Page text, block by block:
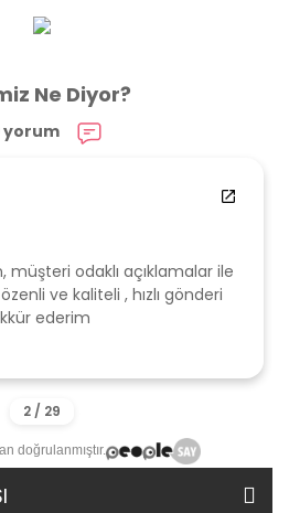
Ne Diyor?
yorum
müşteri odaklı açıklamalar ile
ve kaliteli , hızlı gönderi
ederim
doğrulanmıştır.